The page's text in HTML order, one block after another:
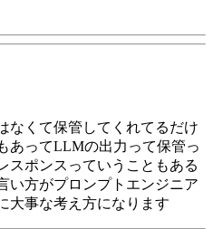
なくて保管してくれてるだけ
あってLLMの出力って保管っ
スポンスっていうこともある
い方がプロンプトエンジニア
大事な考え方になります